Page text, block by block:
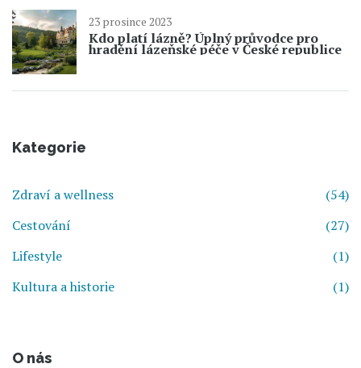
23 prosince 2023
Kdo platí lázně? Úplný průvodce pro
hradění lázeňské péče v České republice
Kategorie
Zdraví a wellness
(54)
Cestování
(27)
Lifestyle
(1)
Kultura a historie
(1)
O nás